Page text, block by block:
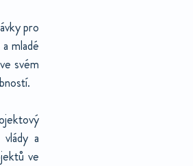
pro
mladé
svém
a
ve